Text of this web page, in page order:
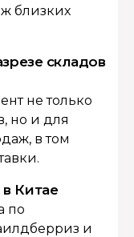
близких
складов
не только
но и для
в том
Китае
по
и